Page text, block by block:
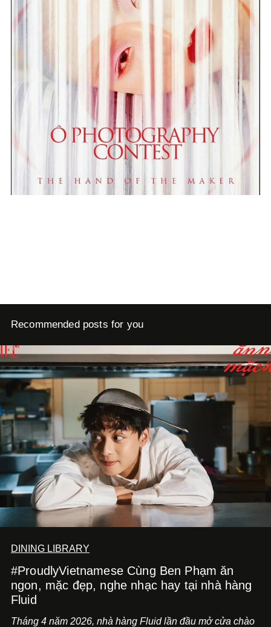
Recommended posts for you
DINING LIBRARY
#ProudlyVietnamese Cùng Ben Phạm ăn
ngon, mặc đẹp, nghe nhạc hay tại nhà hàng
Fluid
Tháng 4 năm 2026, nhà hàng Fluid lần đầu mở cửa chào